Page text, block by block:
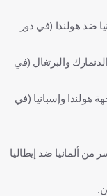
اليونان
بلجيكا
كازاخستان
ضد هولندا (في دور
والبرتغال (في
هولندا وإسبانيا (في
من ألمانيا ضد إيطاليا